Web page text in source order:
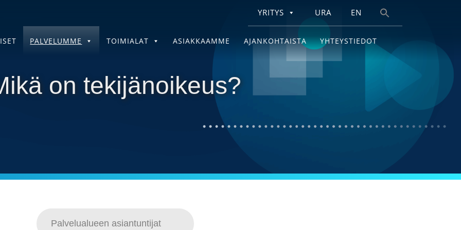
YRITYS URA EN
PALVELUMME TOIMIALAT ASIAKKAAMME AJANKOHTAISTA YHTEYSTIEDOT
on tekijänoikeus?
Palvelualueen asiantuntijat